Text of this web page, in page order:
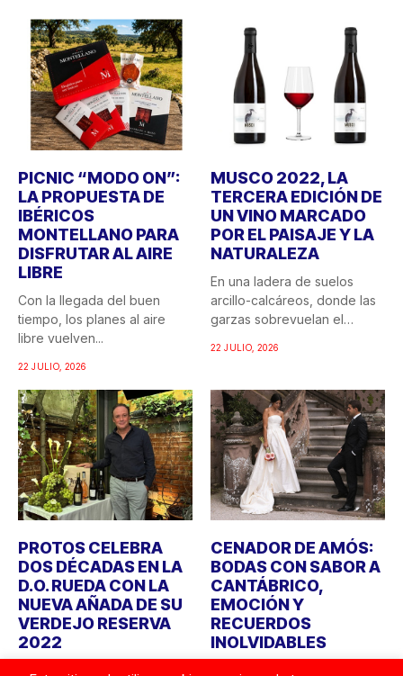
PICNIC “MODO ON”:
LA PROPUESTA DE
IBÉRICOS
MONTELLANO PARA
DISFRUTAR AL AIRE
LIBRE
Con la llegada del buen
tiempo, los planes al aire
libre vuelven...
22 JULIO, 2026
MUSCO 2022, LA
TERCERA EDICIÓN DE
UN VINO MARCADO
POR EL PAISAJE Y LA
NATURALEZA
En una ladera de suelos
arcillo-calcáreos, donde las
garzas sobrevuelan el
22 JULIO, 2026
PROTOS CELEBRA
DOS DÉCADAS EN LA
D.O. RUEDA CON LA
NUEVA AÑADA DE SU
VERDEJO RESERVA
2022
CENADOR DE AMÓS:
BODAS CON SABOR A
CANTÁBRICO,
EMOCIÓN Y
RECUERDOS
INOLVIDABLES